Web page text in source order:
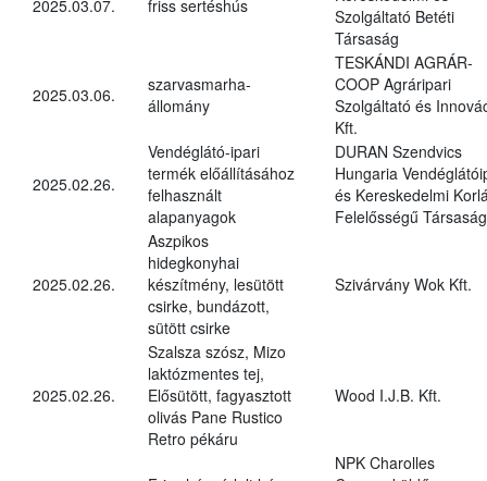
2025.03.07. friss sertéshús
Szolgáltató Betéti
Társaság
2025.03.06.
szarvasmarha-
állomány
TESKÁNDI AGRÁR-
COOP Agráripari
Szolgáltató és
Kft.
2025.02.26.
Vendéglátó-ipari
termék előállításához
felhasznált
alapanyagok
DURAN Szendvics
Hungaria
és Kereskedelmi
Felelősségű Társaság
2025.02.26.
Aszpikos
hidegkonyhai
készítmény, lesütött
csirke, bundázott,
sütött csirke
Szivárvány Wok Kft.
2025.02.26.
Szalsza szósz, Mizo
laktózmentes tej,
Elősütött, fagyasztott
olivás Pane Rustico
Retro pékáru
Wood I.J.B. Kft.
NPK Charolles